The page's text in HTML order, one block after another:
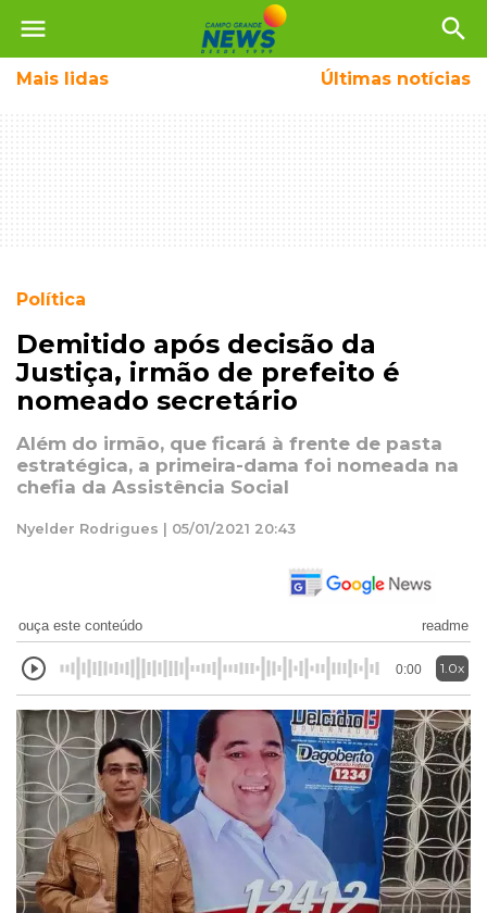
menu search
Mais lidas Últimas notícias
Política
Demitido após decisão da
Justiça, irmão de prefeito é
nomeado secretário
Além do irmão, que ficará à frente de pasta
estratégica, a primeira-dama foi nomeada na
chefia da Assistência Social
Nyelder Rodrigues | 05/01/2021 20:43
ouça este conteúdo readme
0:00 1.0x